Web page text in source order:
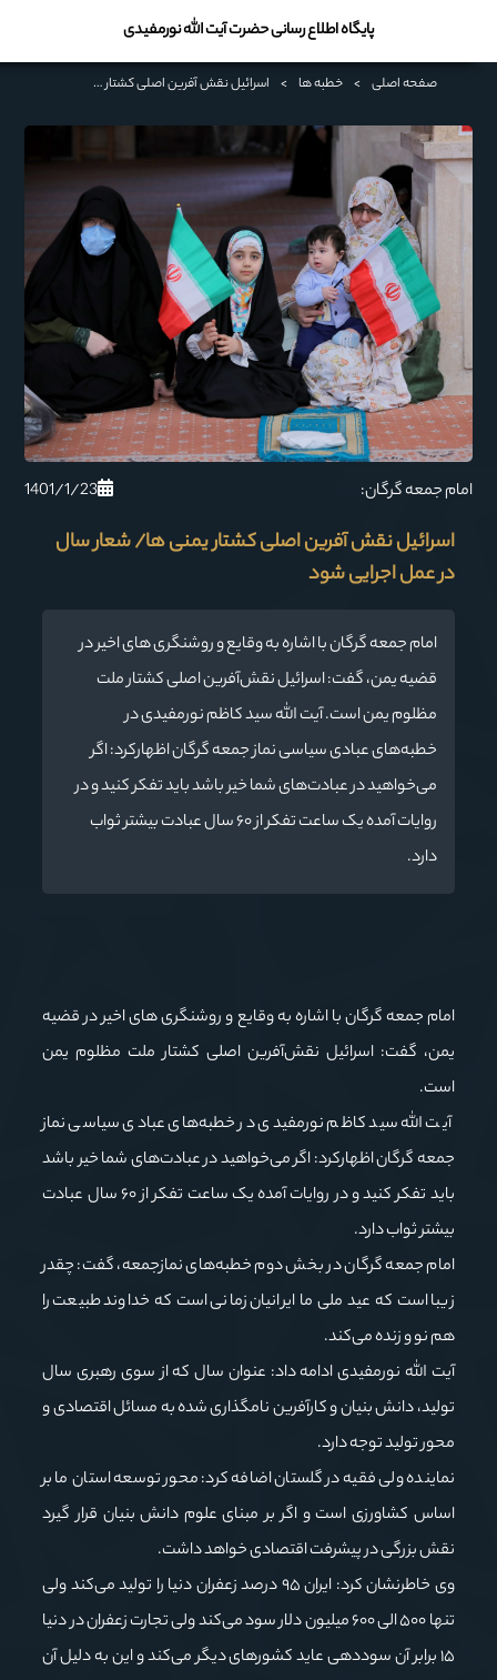
پایگاه اطلاع رسانی حضرت آیت الله نورمفیدی
صفحه اصلی > خطبه ها > اسرائیل نقش آفرین اصلی کشتار یمنی ها/ شعار سال در عمل اجرایی شود
امام جمعه گرگان: 1401/1/23
اسرائیل نقش آفرین اصلی کشتار یمنی ها/ شعار سال
در عمل اجرایی شود
امام جمعه گرگان با اشاره به وقایع و روشنگری های اخیر در
قضیه یمن، گفت: اسرائیل نقش‌آفرین اصلی کشتار ملت
مظلوم یمن است. آیت الله سید کاظم نورمفیدی در
خطبه‌های عبادی سیاسی نماز جمعه گرگان اظهارکرد: اگر
می‌خواهید در عبادت‌های شما خیر باشد باید تفکر کنید و در
روایات آمده یک ساعت تفکر از ۶۰ سال عبادت بیشتر ثواب
دارد.
امام جمعه گرگان با اشاره به وقایع و روشنگری های اخیر در قضیه
یمن، گفت: اسرائیل نقش‌آفرین اصلی کشتار ملت مظلوم یمن
است.
آیت الله سید کاظم نورمفیدی در خطبه‌های عبادی سیاسی نماز
جمعه گرگان اظهارکرد: اگر می‌خواهید در عبادت‌های شما خیر باشد
باید تفکر کنید و در روایات آمده یک ساعت تفکر از ۶۰ سال عبادت
بیشتر ثواب دارد.
امام جمعه گرگان در بخش دوم خطبه‌های نمازجمعه، گفت: چقدر
زیبا است که عید ملی ما ایرانیان زمانی است که خداوند طبیعت را
هم نو و زنده می‌کند.
آیت الله نورمفیدی ادامه داد: عنوان سال که از سوی رهبری سال
تولید، دانش بنیان و کارآفرین نامگذاری شده به مسائل اقتصادی و
محور تولید توجه دارد.
نماینده ولی فقیه در گلستان اضافه کرد: محور توسعه استان ما بر
اساس کشاورزی است و اگر بر مبنای علوم دانش بنیان قرار گیرد
نقش بزرگی در پیشرفت اقتصادی خواهد داشت.
وی خاطرنشان کرد: ایران ۹۵ درصد زعفران دنیا را تولید می‌کند ولی
تنها ۵۰۰ الی ۶۰۰ میلیون دلار سود می‌کند ولی تجارت زعفران در دنیا
۱۵ برابر آن سوددهی عاید کشورهای دیگر می‌کند و این به دلیل آن